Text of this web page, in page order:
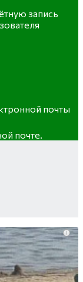
запись
почты
почте.
i